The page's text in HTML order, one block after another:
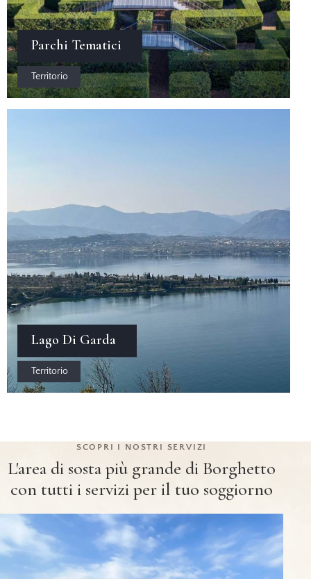
Parchi Tematici
Territorio
Lago Di Garda
Territorio
SCOPRI I NOSTRI SERVIZI
L'area di sosta più grande di Borghetto
con tutti i servizi per il tuo soggiorno